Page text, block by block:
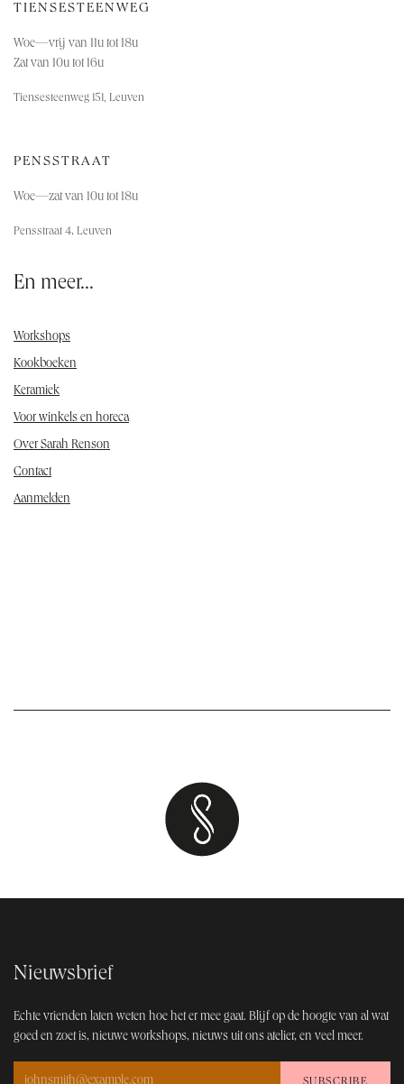
TIENSESTEENWEG
Woe—vrij van 11u tot 18u
Zat van 10u tot 16u
Tiensesteenweg 151, Leuven
PENSSTRAAT
Woe—zat van 10u tot 18u
Pensstraat 4, Leuven
En meer...
Workshops
Kookboeken
Keramiek
Voor winkels en horeca
Over Sarah Renson
Contact
Aanmelden
Nieuwsbrief
Echte vrienden laten weten hoe het er mee gaat. Blijf op de hoogt​e van al wat
goed en zoet is, nieuwe workshops, nieuws uit ons atelier, en veel meer.